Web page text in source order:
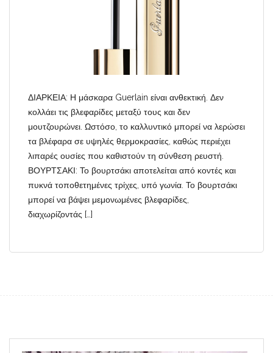
ΔΙΑΡΚΕΙΑ: Η μάσκαρα Guerlain είναι ανθεκτική. Δεν
κολλάει τις βλεφαρίδες μεταξύ τους και δεν
μουτζουρώνει. Ωστόσο, το καλλυντικό μπορεί να λερώσει
τα βλέφαρα σε υψηλές θερμοκρασίες, καθώς περιέχει
λιπαρές ουσίες που καθιστούν τη σύνθεση ρευστή.
ΒΟΥΡΤΣΑΚΙ: Το βουρτσάκι αποτελείται από κοντές και
πυκνά τοποθετημένες τρίχες, υπό γωνία. Το βουρτσάκι
μπορεί να βάψει μεμονωμένες βλεφαρίδες,
διαχωρίζοντάς […]